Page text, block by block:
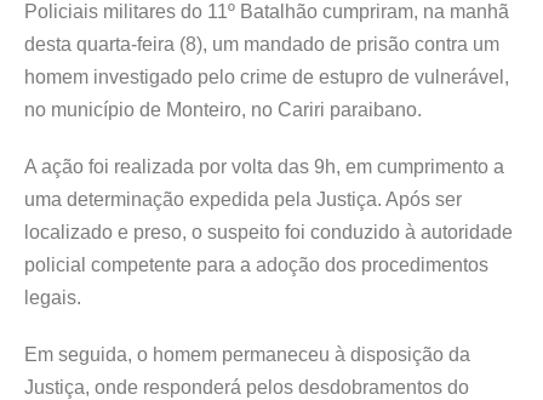
Policiais militares do 11º Batalhão cumpriram, na manhã
desta quarta-feira (8), um mandado de prisão contra um
homem investigado pelo crime de estupro de vulnerável,
no município de Monteiro, no Cariri paraibano.
A ação foi realizada por volta das 9h, em cumprimento a
uma determinação expedida pela Justiça. Após ser
localizado e preso, o suspeito foi conduzido à autoridade
policial competente para a adoção dos procedimentos
legais.
Em seguida, o homem permaneceu à disposição da
Justiça, onde responderá pelos desdobramentos do